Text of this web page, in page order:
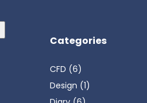
Categories
CFD (6)
Design (1)